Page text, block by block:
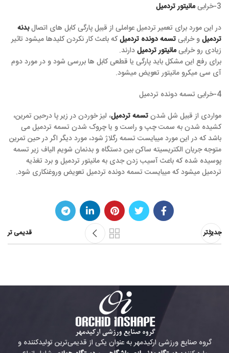
3-خرابی
مانیتور تردمیل
در این مورد برای تعمیر تردمیل عواملی از قبیل پارگی کابل های اتصالبدنه
تردمیلو خرابیتسمه دونده تردمیلکه باعث کار نکردن کلیدها میشود تاثیر
زیادی رو خرابیمانیتور تردمیلدارند.
برای رفع این مشکل باید پارگی یا قطعی کابل ها بررسی شود و در مورد دوم
آی سی میکرو مانیتور تعویض میشود.
4-خرابی تسمه دونده تردمیل
مواردی از قبیل شل شدنتسمه تردمیل، لیز خوردن در زیر پا درحین تمرین،
کشیده شدن به سمت چپ و راست و یا چروک شدن تسمه تردمیل می
باشد که در این مورد میبایست تسمه رگلاژ شود، مورد دیگر اگر در حین تمرین
متوجه جریان الکتریسیته ساکن بین دستگاه و بدنمان شویم الیاف زیر تسمه
پوسیده شده که باعث آسیب زدن جدی به مانیتور تردمیل و برد تغذیه
تردمیل میشود که میبایست تسمه دونده تردمیل تعویض وروغنکاری شود.
جدیدتر قدیمی تر
گروه صنایع ورزشی ارکیدمهر به عنوان یکی از قدیمی‌ترین تولیدکننده و